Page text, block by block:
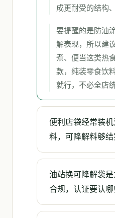
成更耐受的结构
要提醒的是防油
解表现，所以建
煮、便当这类热
款，纯装零食饮
就行，不必全店统
便利店袋经常装
料，可降解料够结
油站换可降解袋
合规，认证要认哪